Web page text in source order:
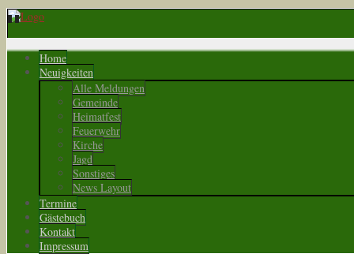
Home
Neuigkeiten
Alle Meldungen
Gemeinde
Heimatfest
Feuerwehr
Kirche
Jagd
Sonstiges
News Layout
Termine
Gästebuch
Kontakt
Impressum